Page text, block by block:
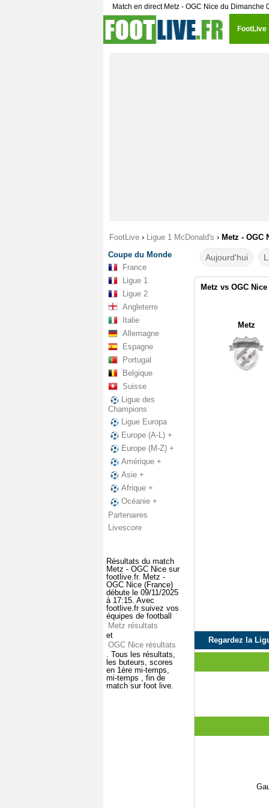
Match en direct Metz - OGC Nice du Dimanche
FootLive
FootLive › Ligue 1 McDonald's › Metz - OGC
Coupe du Monde
France
Ligue 1
Ligue 2
Angleterre
Italie
Allemagne
Espagne
Portugal
Belgique
Suisse
Ligue des
Champions
Ligue Europa
Europe (A-L) +
Europe (M-Z) +
Amérique +
Asie +
Afrique +
Océanie +
Partenaires
Livescore
Résultats du match
Metz - OGC Nice sur
footlive.fr. Metz -
OGC Nice (France)
débute le 09/11/2025
à 17:15. Avec
footlive.fr suivez vos
équipes de football
Metz résultats
et
OGC Nice résultats
. Tous les résultats,
les buteurs, scores
en 1ère mi-temps,
mi-temps , fin de
match sur foot live.
Aujourd'hui
Metz vs OGC Nice
Metz
Regardez la